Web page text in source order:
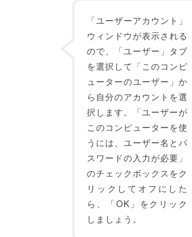
「ユーザーアカウント」
ウィンドウが表示される
ので、「ユーザー」タブ
を選択して「このコンピ
ューターのユーザー」か
ら自分のアカウントを選
択します。「ユーザーが
このコンピューターを使
うには、ユーザー名とパ
スワードの入力が必要」
のチェックボックスをク
リックしてオフにした
ら、「OK」をクリック
しましょう。